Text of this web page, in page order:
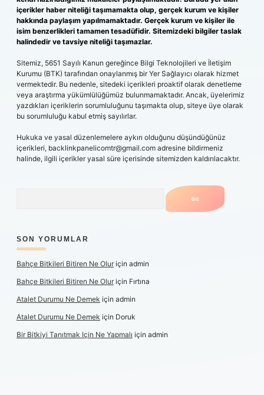
içerikler haber niteliği taşımamakta olup, gerçek kurum ve kişiler
hakkında paylaşım yapılmamaktadır. Gerçek kurum ve kişiler ile
isim benzerlikleri tamamen tesadüfidir. Sitemizdeki bilgiler taslak
halindedir ve tavsiye niteliği taşımazlar.
Sitemiz, 5651 Sayılı Kanun gereğince Bilgi Teknolojileri ve İletişim
Kurumu (BTK) tarafından onaylanmış bir Yer Sağlayıcı olarak hizmet
vermektedir. Bu nedenle, sitedeki içerikleri proaktif olarak denetleme
veya araştırma yükümlülüğümüz bulunmamaktadır. Ancak, üyelerimiz
yazdıkları içeriklerin sorumluluğunu taşımakta olup, siteye üye olarak
bu sorumluluğu kabul etmiş sayılırlar.
Hukuka ve yasal düzenlemelere aykırı olduğunu düşündüğünüz
içerikleri, backlinkpanelicomtr@gmail.com adresine bildirmeniz
halinde, ilgili içerikler yasal süre içerisinde sitemizden kaldırılacaktır.
SON YORUMLAR
Bahçe Bitkileri Bitiren Ne Oluriçin admin
Bahçe Bitkileri Bitiren Ne Oluriçin Fırtına
Atalet Durumu Ne Demek için admin
Atalet Durumu Ne Demek için Doruk
Bir Bitkiyi Tanıtmak Için Ne Yapmalı için admin